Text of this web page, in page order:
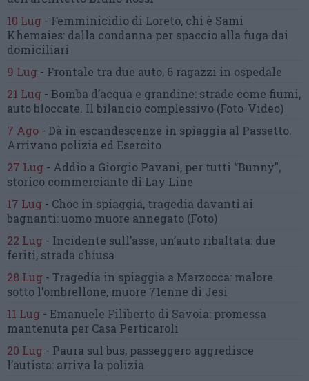
10 Lug - Femminicidio di Loreto, chi è Sami
Khemaies: dalla condanna per spaccio alla fuga dai
domiciliari
9 Lug - Frontale tra due auto, 6 ragazzi in ospedale
21 Lug - Bomba d’acqua e grandine: strade come fiumi,
auto bloccate. Il bilancio complessivo (Foto-Video)
7 Ago - Dà in escandescenze in spiaggia al Passetto.
Arrivano polizia ed Esercito
27 Lug - Addio a Giorgio Pavani, per tutti “Bunny”,
storico commerciante di Lay Line
17 Lug - Choc in spiaggia, tragedia davanti ai
bagnanti:uomo muore annegato (Foto)
22 Lug - Incidente sull’asse, un’auto ribaltata: due
feriti, strada chiusa
28 Lug - Tragedia in spiaggia a Marzocca: malore
sotto l’ombrellone, muore 71enne di Jesi
11 Lug - Emanuele Filiberto di Savoia: promessa
mantenuta per Casa Perticaroli
20 Lug - Paura sul bus, passeggero aggredisce
l’autista: arriva la polizia